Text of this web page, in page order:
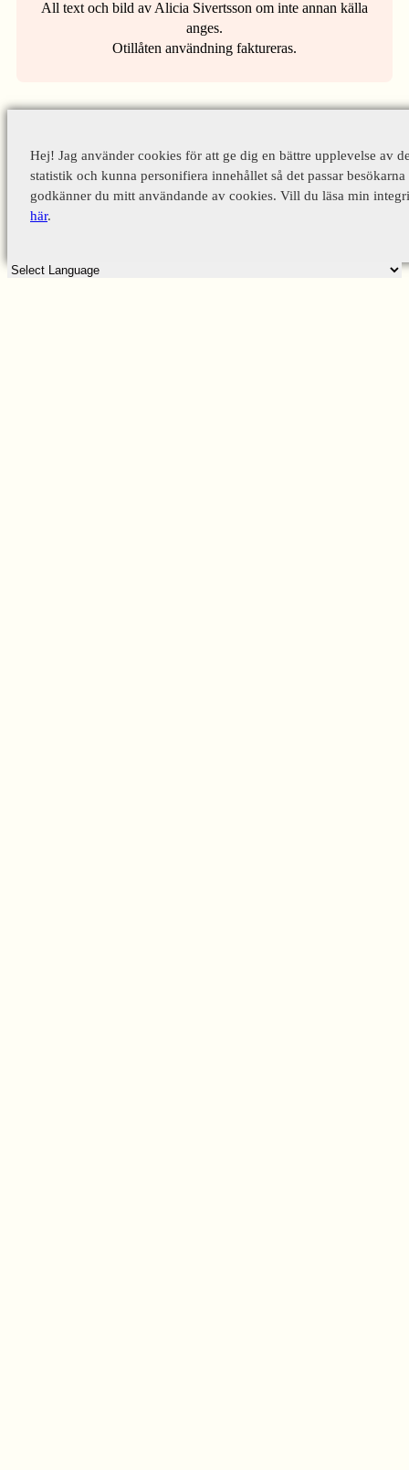
All text och bild av Alicia Sivertsson om inte annan källa
anges.
Otillåten användning faktureras.
Hej! Jag använder cookies för att ge dig en bättre upplevelse av
statistik och kunna personifiera innehållet så det passar
godkänner du mitt användande av cookies. Vill du läsa min
här.